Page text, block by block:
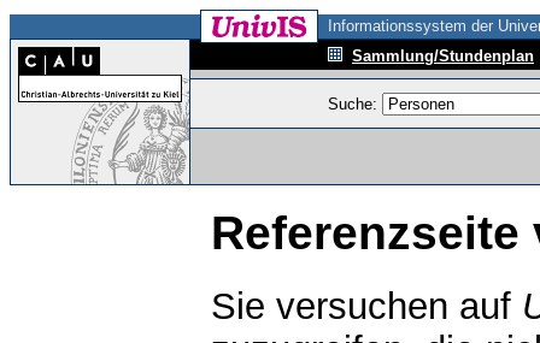
Informationssystem der
Sammlung/Stundenplan
Suche:
Referenzseite
Sie versuchen auf